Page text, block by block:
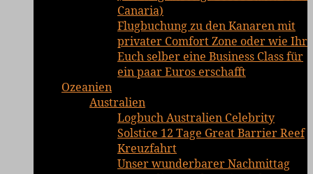
Canaria)
Flugbuchung zu den Kanaren mit
privater Comfort Zone oder wie Ihr
Euch selber eine Business Class für
ein paar Euros erschafft
Ozeanien
Australien
Logbuch Australien Celebrity
Solstice 12 Tage Great Barrier Reef
Kreuzfahrt
Unser wunderbarer Nachmittag